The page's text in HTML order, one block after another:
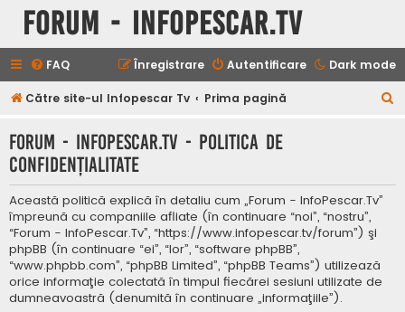
Forum - InfoPescar.Tv
Dark mode
FAQ Autentificare
Înregistrare
Către site-ul Infopescar Tv Prima pagină
Forum - InfoPescar.Tv - Politica de
confidenţialitate
Această politică explică în detaliu cum „Forum - InfoPescar.Tv”
împreună cu companiile afliate (în continuare “noi”, “nostru”,
“Forum - InfoPescar.Tv”, “https://www.infopescar.tv/forum”) şi
phpBB (în continuare “ei”, “lor”, “software phpBB”,
“www.phpbb.com”, “phpBB Limited”, “phpBB Teams”) utilizează
orice informaţie colectată în timpul fiecărei sesiuni utilizate de
dumneavoastră (denumită în continuare „informaţiile”).